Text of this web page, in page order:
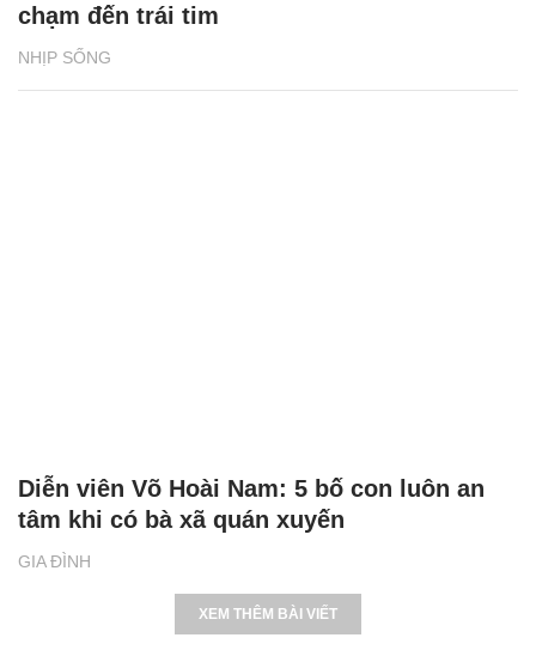
NHỊP SỐNG
chạm đến trái tim
GIA ĐÌNH
Diễn viên Võ Hoài Nam: 5 bố con luôn an
tâm khi có bà xã quán xuyến
XEM THÊM BÀI VIẾT